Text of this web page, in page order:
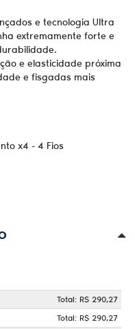
e tecnologia Ultra
extremamente forte e
e elasticidade próxima
e fisgadas mais
x4 - 4 Fios
Total: R$ 290,27
Total: R$ 290,27